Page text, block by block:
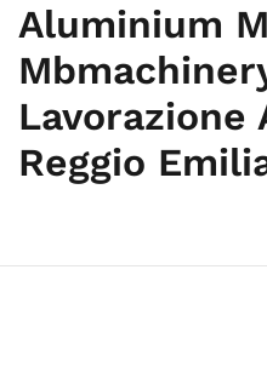
Aluminium
Lavorazione
Reggio